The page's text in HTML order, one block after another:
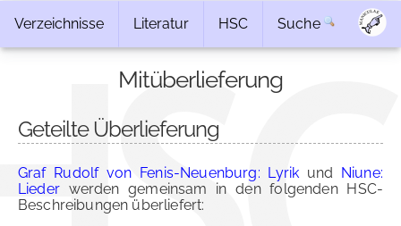
Verzeichnisse Literatur HSC Suche
Mitüberlieferung
Geteilte Überlieferung
Graf Rudolf von Fenis-Neuenburg: Lyrik und Niune:
Liederwerden gemeinsam in den folgenden HSC-
Beschreibungen überliefert: